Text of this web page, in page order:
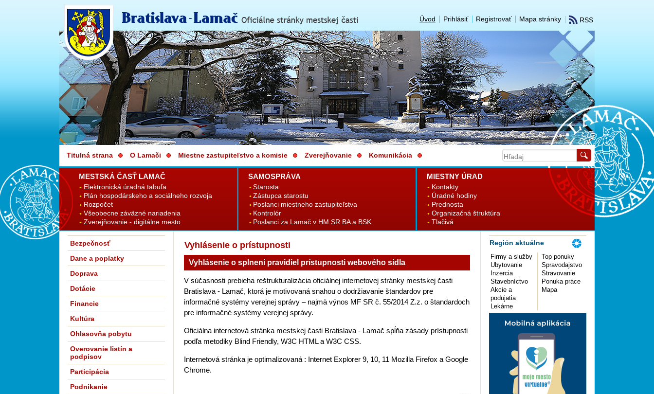
Úvod RSS
Mapa stránky
Registrovať
Prihlásiť
MESTSKÁ ČASŤ LAMAČ
Elektronická úradná tabuľa
Plán hospodárskeho a sociálneho rozvoja
Rozpočet
Všeobecne záväzné nariadenia
Zverejňovanie - digitálne mesto
SAMOSPRÁVA
Starosta
Zástupca starostu
Poslanci miestneho zastupiteľstva
Kontrolór
Poslanci za Lamač v HM SR BA a BSK
MIESTNY ÚRAD
Kontakty
Úradné hodiny
Prednosta
Organizačná štruktúra
Tlačivá
Vyhlásenie o prístupnosti
Vyhlásenie o splnení pravidiel prístupnosti webového sídla
V súčasnosti prebieha reštrukturalizácia oficiálnej internetovej stránky mestskej časti
Bratislava - Lamač, ktorá je motivovaná snahou o dodržiavanie štandardov pre
informačné systémy verejnej správy – najmä výnos MF SR č. 55/2014 Z.z. o štandardoch
pre informačné systémy verejnej správy.
Oficiálna internetová stránka mestskej časti Bratislava - Lamač spĺňa zásady prístupnosti
podľa metodiky Blind Friendly, W3C HTML a W3C CSS.
Internetová stránka je optimalizovaná : Internet Explorer 9, 10, 11 Mozilla Firefox a Google
Chrome.
Bezpečnosť
Dane a poplatky
Doprava
Dotácie
Financie
Kultúra
Ohlasovňa pobytu
Overovanie listín a
podpisov
Participácia
Podnikanie
Región aktuálne
Firmy a služby
Ubytovanie
Inzercia
Stavebníctvo
Akcie a
podujatia
Lekárne
Top ponuky
Spravodajstvo
Stravovanie
Ponuka práce
Mapa
Titulná strana O Lamači Miestne zastupiteľstvo a komisie Zverejňovanie Komunikácia